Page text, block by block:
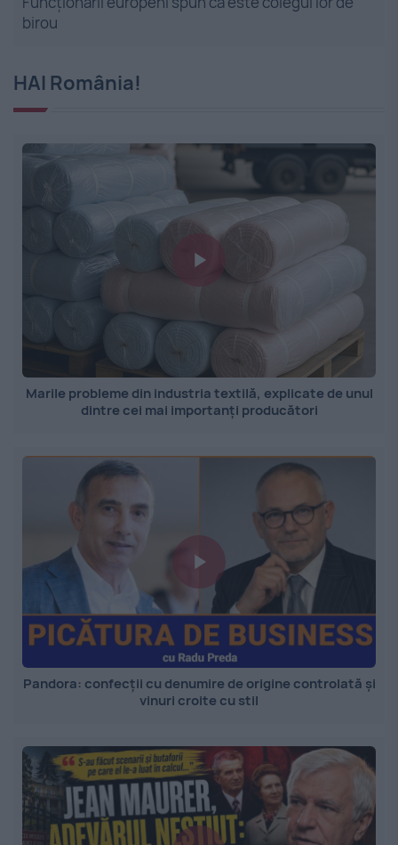
birou
HAI România!
Marile probleme din industria textilă, explicate de unul
dintre cei mai importanți producători
Pandora: confecții cu denumire de origine controlată și
vinuri croite cu stil